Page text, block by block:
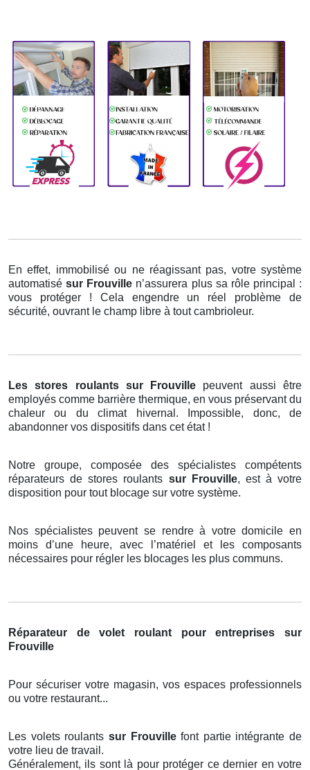
En effet, immobilisé ou ne réagissant pas, votre système
automatisésur Frouville n’assurera plus sa rôle principal :
vous protéger ! Cela engendre un réel problème de
sécurité, ouvrant le champ libre à tout cambrioleur.
Les stores roulants sur Frouville peuvent aussi être
employés comme barrière thermique, en vous préservant du
chaleur ou du climat hivernal. Impossible, donc, de
abandonner vos dispositifs dans cet état !
Notre groupe, composée des spécialistes compétents
réparateurs de stores roulants sur Frouville, est à votre
disposition pour tout blocage sur votre système.
Nos spécialistes peuvent se rendre à votre domicile en
moins d’une heure, avec l’matériel et les composants
nécessaires pour régler les blocages les plus communs.
Réparateur de volet roulant pour entreprises sur
Frouville
Pour sécuriser votre magasin, vos espaces professionnels
ou votre restaurant...
Les volets roulants sur Frouvillefont partie intégrante de
votre lieu de travail.
Généralement, ils sont là pour protéger ce dernier en votre